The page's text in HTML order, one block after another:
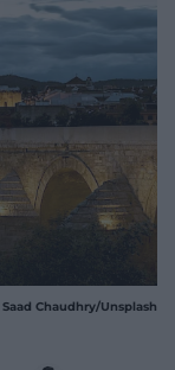
Saad Chaudhry/Unsplash